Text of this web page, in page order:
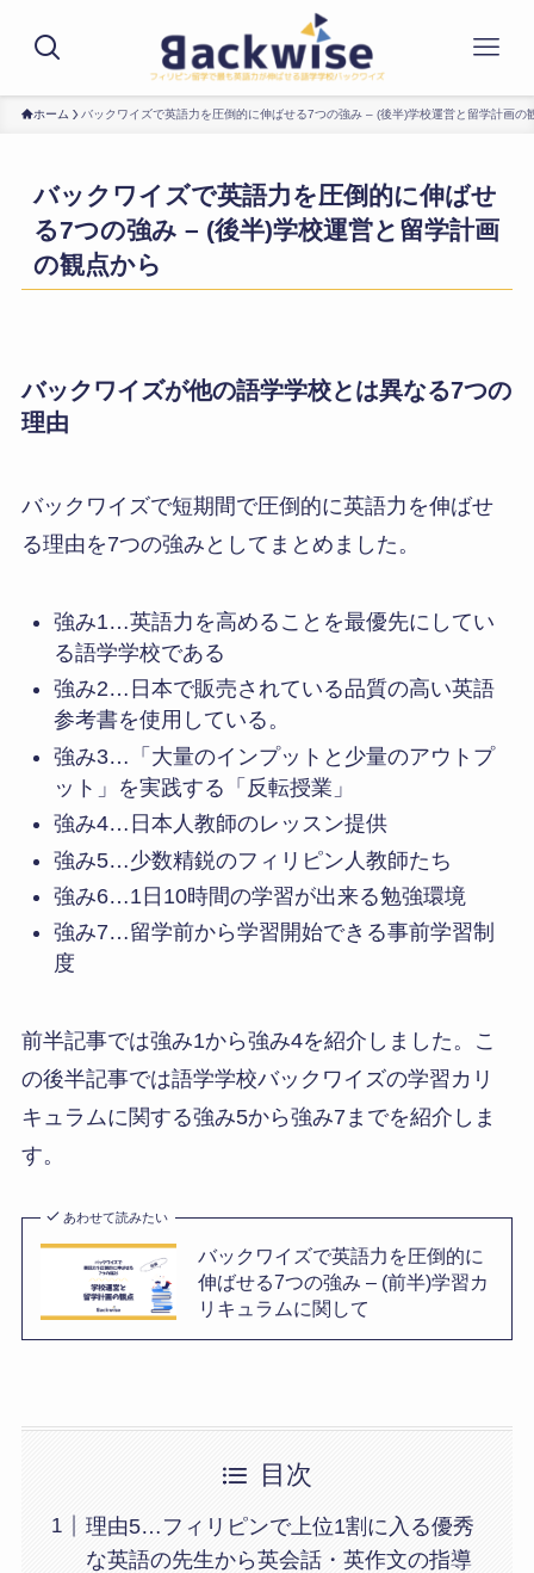
ホーム バックワイズで英語力を圧倒的に伸ばせる7つの強み – (後半)学校運営と留学計画の
バックワイズで英語力を圧倒的に伸ばせ
る7つの強み – (後半)学校運営と留学計画
の観点から
バックワイズが他の語学学校とは異なる7つの
理由
バックワイズで短期間で圧倒的に英語力を伸ばせ
る理由を7つの強みとしてまとめました。
強み1…英語力を高めることを最優先にしてい
る語学学校である
強み2…日本で販売されている品質の高い英語
参考書を使用している。
強み3…「大量のインプットと少量のアウトプ
ット」を実践する「反転授業」
強み4…日本人教師のレッスン提供
強み5…少数精鋭のフィリピン人教師たち
強み6…1日10時間の学習が出来る勉強環境
強み7…留学前から学習開始できる事前学習制
度
前半記事では強み1から強み4を紹介しました。こ
の後半記事では語学学校バックワイズの学習カリ
キュラムに関する強み5から強み7までを紹介しま
す。
あわせて読みたい
バックワイズで英語力を圧倒的に
伸ばせる7つの強み – (前半)学習カ
リキュラムに関して
目次
理由5…フィリピンで上位1割に入る優秀
な英語の先生から英会話・英作文の指導